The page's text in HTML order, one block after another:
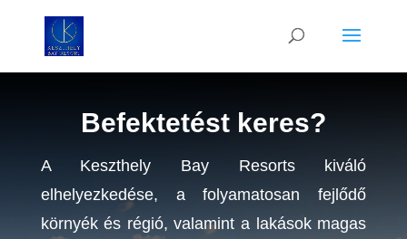
Befektetést keres?
A Keszthely Bay Resorts kiváló
elhelyezkedése, a folyamatosan fejlődő
környék és régió, valamint a lakások magas